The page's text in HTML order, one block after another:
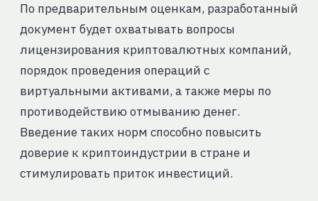
По предварительным оценкам, разработанный
документ будет охватывать вопросы
лицензирования криптовалютных компаний,
порядок проведения операций с
виртуальными активами, а также меры по
противодействию отмыванию денег.
Введение таких норм способно повысить
доверие к криптоиндустрии в стране и
стимулировать приток инвестиций.